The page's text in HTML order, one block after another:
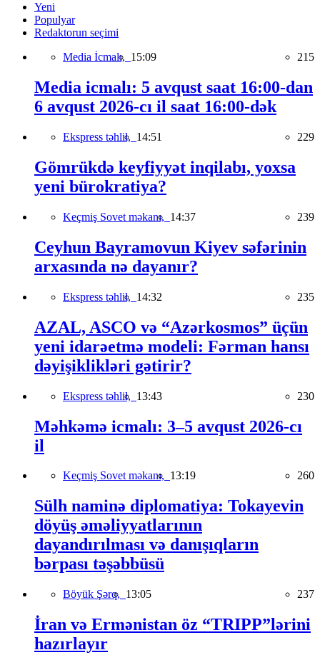
Yeni
Populyar
Redaktorun seçimi
Media İcmalı, 15:09 215
Media icmalı: 5 avqust saat 16:00-dan
6 avqust 2026-cı il saat 16:00-dək
Ekspress təhlil, 14:51 229
Gömrükdə keyfiyyət inqilabı, yoxsa
yeni bürokratiya?
Keçmiş Sovet məkanı, 14:37 239
Ceyhun Bayramovun Kiyev səfərinin
arxasında nə dayanır?
Ekspress təhlil, 14:32 235
AZAL, ASCO və “Azərkosmos” üçün
yeni idarəetmə modeli: Fərman hansı
dəyişiklikləri gətirir?
Ekspress təhlil, 13:43 230
Məhkəmə icmalı: 3–5 avqust 2026-cı
il
Keçmiş Sovet məkanı, 13:19 260
Sülh naminə diplomatiya: Tokayevin
döyüş əməliyyatlarının
dayandırılması və danışıqların
bərpası təşəbbüsü
Böyük Şərq, 13:05 237
İran və Ermənistan öz “TRIPP”lərini
hazırlayır